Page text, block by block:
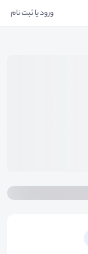
ورود یا ثبت نام